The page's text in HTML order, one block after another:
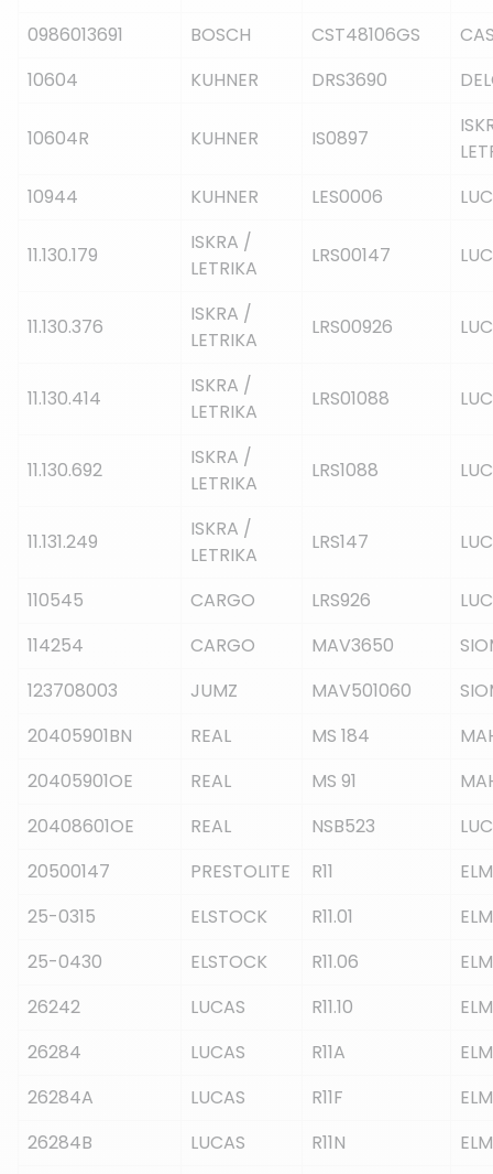
0986013691
BOSCH CST48106GS
10604
KUHNER DRS3690
10604R KUHNER IS0897
10944
KUHNER LES0006
11.130.179
ISKRA /
LETRIKA
LRS00147
11.130.376
ISKRA /
LETRIKA
LRS00926
11.130.414
ISKRA /
LETRIKA
LRS01088
11.130.692
ISKRA /
LETRIKA
LRS1088
11.131.249
ISKRA /
LETRIKA
LRS147
110545 CARGO LRS926
114254
CARGO MAV3650
123708003
JUMZ MAV501060
20405901BN
REAL MS 184
20405901OE
REAL MS 91
20408601OE
REAL NSB523
20500147
PRESTOLITE R11
25-0315
ELSTOCK R11.01
25-0430
ELSTOCK R11.06
26242
LUCAS R11.10
26284
LUCAS R11A
26284A
LUCAS R11F
26284B
LUCAS R11N